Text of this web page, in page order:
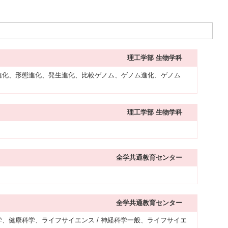
理工学部 生物学科
、形態進化、発生進化、比較ゲノム、ゲノム進化、ゲノム
理工学部 生物学科
全学共通教育センター
全学共通教育センター
健康科学、ライフサイエンス / 神経科学一般、ライフサイエ